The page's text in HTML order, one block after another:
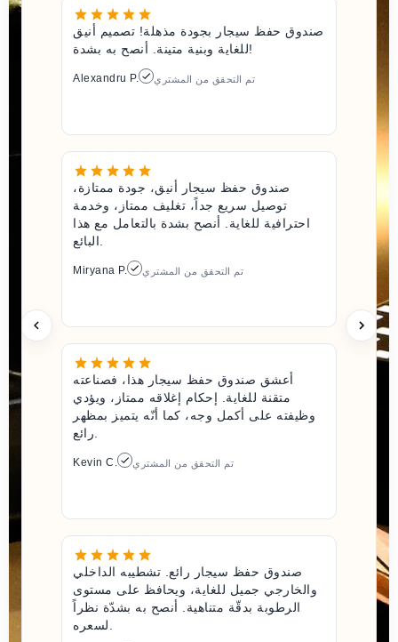
صندوق حفظ سيجار بجودة مذهلة! تصميم أنيق
للغاية وبنية متينة. أنصح به بشدة!
Alexandru P. تم التحقق من المشتري
صندوق حفظ سيجار أنيق، جودة ممتازة،
توصيل سريع جداً، تغليف ممتاز، وخدمة
احترافية للغاية. أنصح بشدة بالتعامل مع هذا
Miryana P. تم التحقق من المشتري
أعشق صندوق حفظ سيجار هذا، فصناعته
متقنة للغاية. إحكام إغلاقه ممتاز، ويؤدي
وظيفته على أكمل وجه، كما أنّه يتميز بمظهر
Kevin C. تم التحقق من المشتري
صندوق حفظ سيجار رائع. تشطيبه الداخلي
والخارجي جميل للغاية، ويحافظ على مستوى
الرطوبة بدقّة متناهية. أنصح به بشدّة نظراً